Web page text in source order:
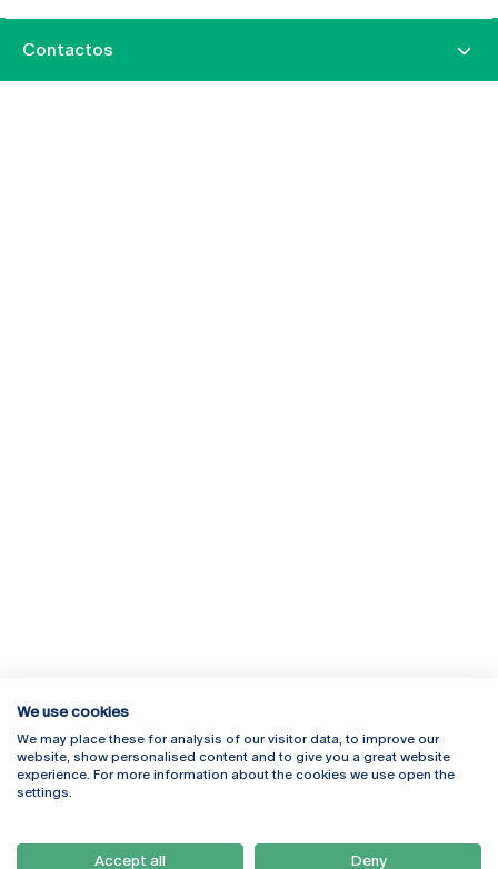
Contactos
Rua Diogo Botelho 1327
4169-005 Porto
+351 226 196 240
Campus Online
Webmail
Como Chegar
We use cookies
We may place these for analysis of our visitor data, to improve our
website, show personalised content and to give you a great website
experience. For more information about the cookies we use open the
settings.
Accept all Deny